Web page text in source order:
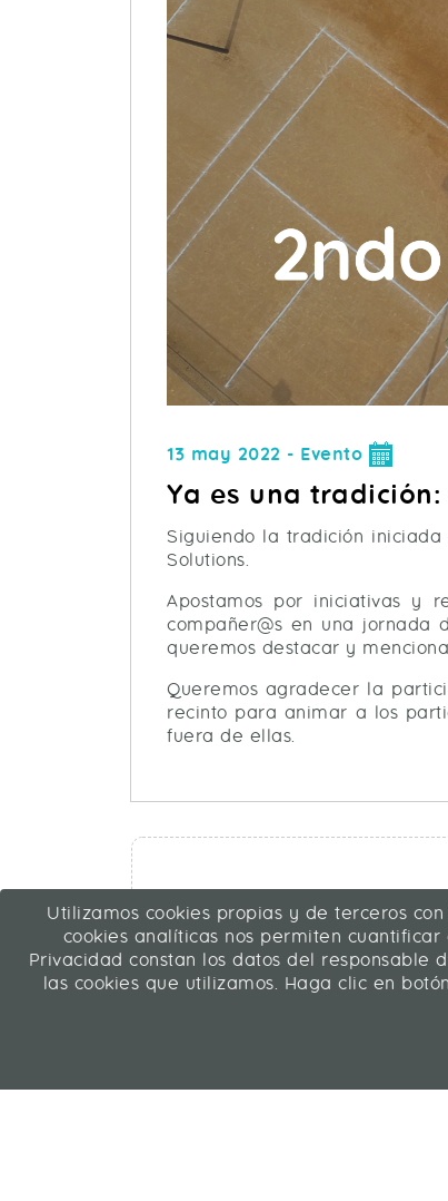
13 may 2022 - Evento
Ya es una
Siguiendo la tradición
Solutions.
Apostamos por iniciativas y
compañer@s en una
queremos destacar y
Queremos agradecer la
recinto para animar a los
fuera de ellas.
91 311 04 87
Utilizamos cookies propias y de terceros
cookies analíticas nos permiten
Privacidad constan los datos del
las cookies que utilizamos. Haga clic en